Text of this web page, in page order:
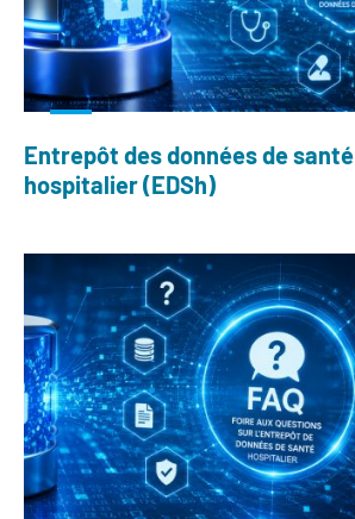
Entrepôt des données de santé
hospitalier (EDSh)